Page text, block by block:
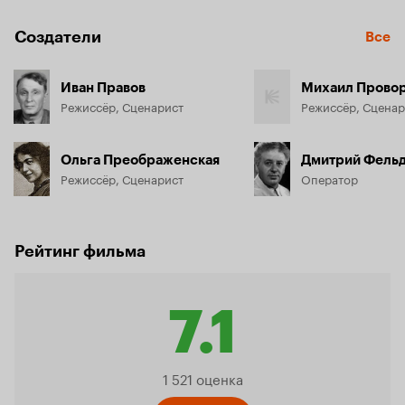
Создатели Все
Иван Правов
Режиссёр, Сценарист
Ольга Преображенская
Режиссёр, Сценарист
Михаил
Режиссёр,
Дмитрий
Оператор
Рейтинг фильма
7.1
1 521 оценка